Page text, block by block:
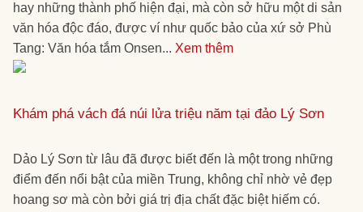
hay những thành phố hiện đại, mà còn sở hữu một di sản
văn hóa độc đáo, được ví như quốc bảo của xứ sở Phù
Tang: Văn hóa tắm Onsen... Xem thêm
Khám phá vách đá núi lửa triệu năm tại đảo Lý Sơn
Dảo Lý Sơn từ lâu đã được biết đến là một trong những
điểm đến nổi bật của miền Trung, không chỉ nhờ vẻ đẹp
hoang sơ mà còn bởi giá trị địa chất đặc biệt hiếm có.